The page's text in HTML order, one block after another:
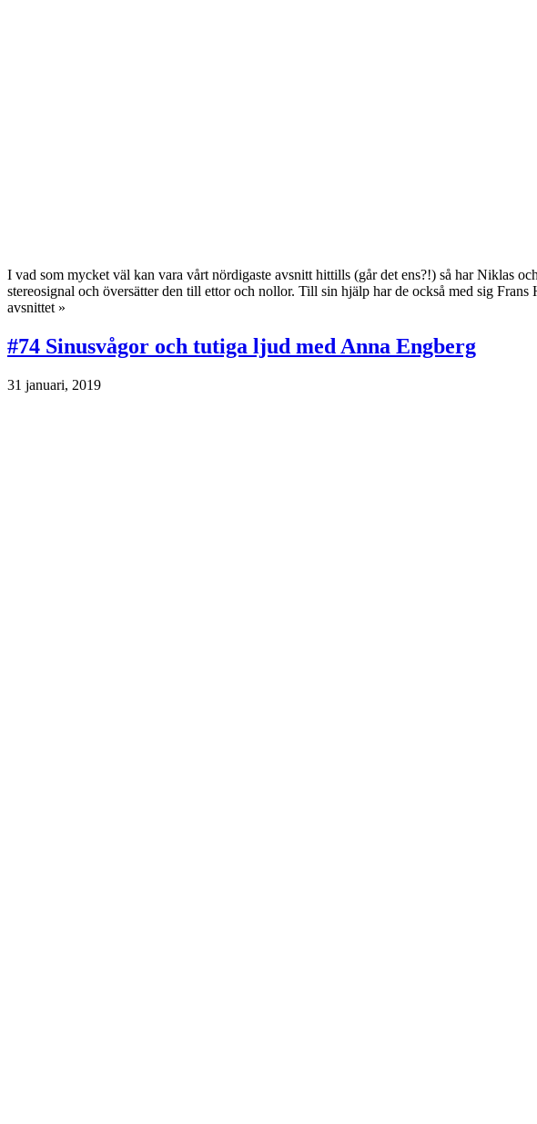
I vad som mycket väl kan vara vårt nördigaste avsnitt hittills (går det ens?!) så har Niklas
stereosignal och översätter den till ettor och nollor. Till sin hjälp har de också med sig
avsnittet »
#74 Sinusvågor och tutiga ljud med Anna Engberg
31 januari, 2019